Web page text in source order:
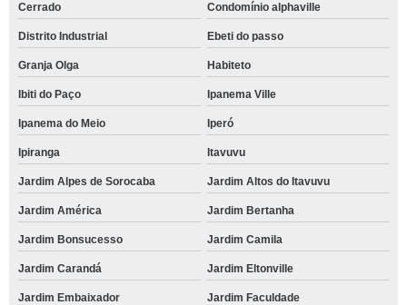
Cerrado Condomínio alphaville
Distrito Industrial Ebeti do passo
Granja Olga Habiteto
Ibiti do Paço Ipanema Ville
Ipanema do Meio Iperó
Ipiranga Itavuvu
Jardim Alpes de Sorocaba Jardim Altos do Itavuvu
Jardim América Jardim Bertanha
Jardim Bonsucesso Jardim Camila
Jardim Carandá Jardim Eltonville
Jardim Embaixador Jardim Faculdade